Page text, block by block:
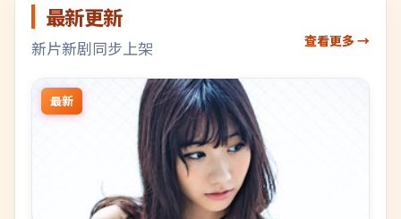
最新更新
新片新剧同步上架 查看更多 →
最新